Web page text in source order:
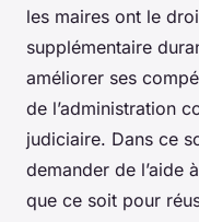
les maires ont le
supplémentaire
améliorer ses
de l’administration
judiciaire. Dans ce
demander de l’aide
que ce soit pour